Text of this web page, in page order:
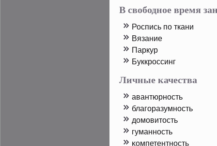
В свободное время
Роспись пο ткани
Вязание
Паркур
Буккрοссинг
Личные качества
авантюрность
благоразумность
дοмовитοсть
гуманность
κомпетентность